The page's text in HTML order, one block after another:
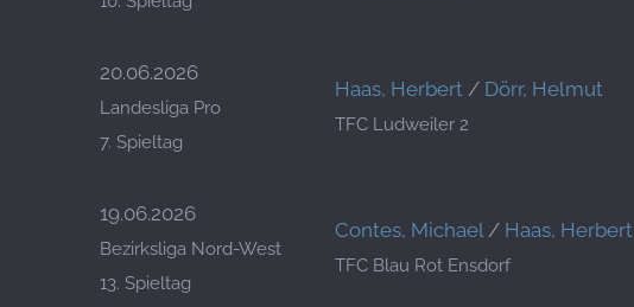
20.06.2026
Landesliga Pro
7. Spieltag
Haas, Herbert / Dörr, Helmut
TFC Ludweiler 2
19.06.2026
Bezirksliga Nord-West
13. Spieltag
Contes, Michael/ Haas, Herbert
TFC Blau Rot Ensdorf